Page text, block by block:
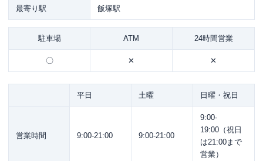
最寄り駅 飯塚駅
駐車場 ATM 24時間営業
〇 ✕ ✕
平日 土曜 日曜・祝日
営業時間 9:00-21:00 9:00-21:00
9:00-
19:00（祝日
は21:00まで
営業）